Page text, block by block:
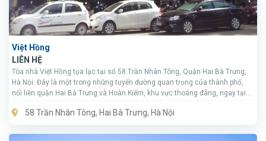
Việt Hồng
LIÊN HỆ
Tòa nhà Việt Hồng tọa lạc tại số 58 Trần Nhân Tông, Quận Hai Bà Trưng,
Hà Nội. Đây là một trong những tuyến đường quan trọng của thành phố,
nối liền quận Hai Bà Trưng và Hoàn Kiếm, khu vực thoáng đãng, ngay tại
quận lân cận.
58 Trần Nhân Tông, Hai Bà Trưng, Hà Nội